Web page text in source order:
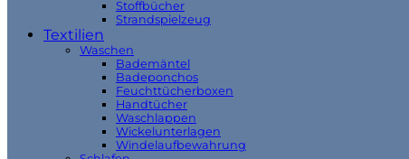
Stoffbücher
Strandspielzeug
Textilien
Waschen
Bademäntel
Badeponchos
Feuchttücherboxen
Handtücher
Waschlappen
Wickelunterlagen
Windelaufbewahrung